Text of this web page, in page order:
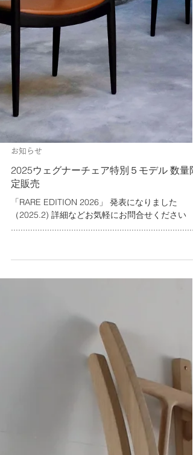
2025ウェグナーチェア特別５モデル 数量限
「RARE EDITION 2026」 発表になりました
................. PPモブラーよりウェグナーチェア限
品の発売が発表されました（2025.9）。 工房で
希少材が入手できたときのみ（数量と樹種は変
動）、ウェグナーの特別モデルを選定し、数量限
定で製作されます。 今回はウェグナーのデザイン
の中でも代表的な５モデルです。それぞれにモデ